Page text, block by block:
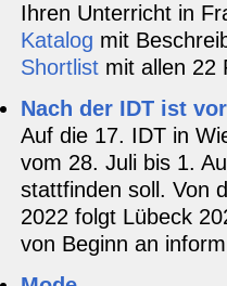
Ihren Unterricht in
Katalog mit
Shortlist mit allen 22
Nach der IDT ist
Auf die 17. IDT in
vom 28. Juli bis 1.
stattfinden soll. Von
2022 folgt Lübeck
von Beginn an